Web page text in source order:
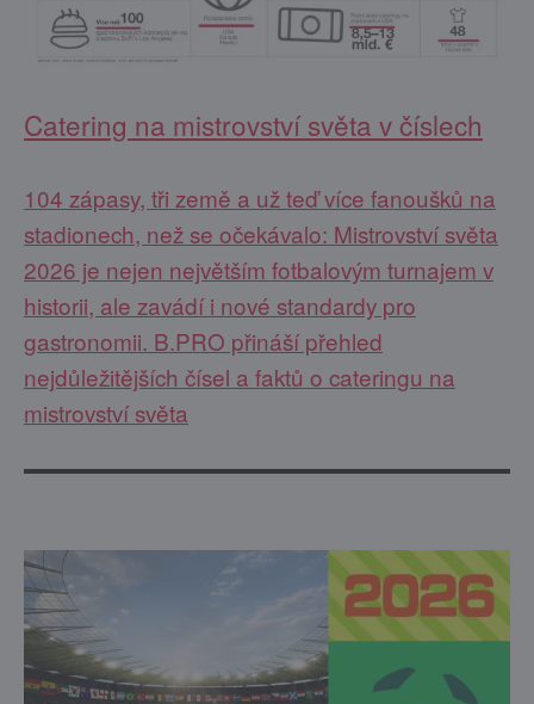
Catering na mistrovství světa v číslech
104 zápasy, tři země a už teď více fanoušků na
stadionech, než se očekávalo: Mistrovství světa
2026 je nejen největším fotbalovým turnajem v
historii, ale zavádí i nové standardy pro
gastronomii. B.PRO přináší přehled
nejdůležitějších čísel a faktů o cateringu na
mistrovství světa